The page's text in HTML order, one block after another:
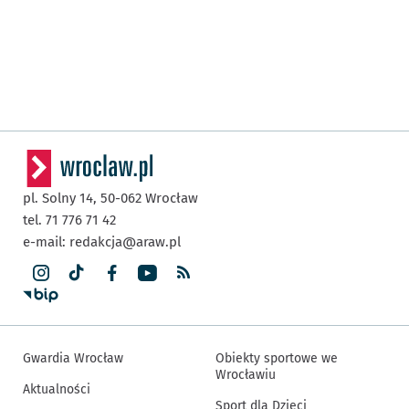
pl. Solny 14, 50-062 Wrocław
tel. 71 776 71 42
e-mail: redakcja@araw.pl
Gwardia Wrocław
Aktualności
Obiekty sportowe we
Wrocławiu
Sport dla Dzieci